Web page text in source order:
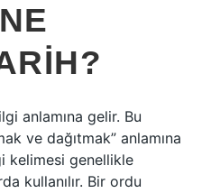
anlamına gelir. Bu
ve dağıtmak” anlamına
kelimesi genellikle
kullanılır. Bir ordu